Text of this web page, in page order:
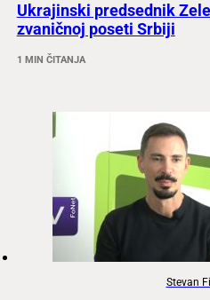
Ukrajinski predsednik
zvaničnoj poseti Srbiji
1 MIN ČITANJA
Stevan